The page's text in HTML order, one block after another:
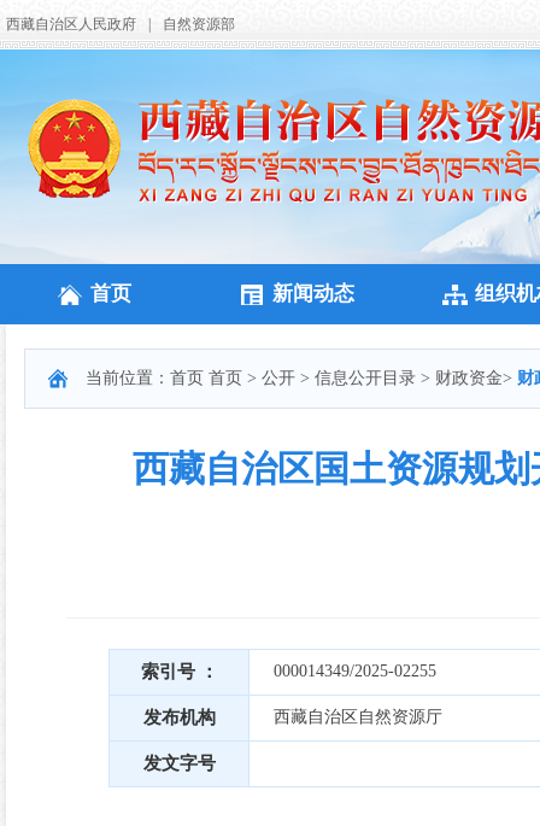
西藏自治区人民政府 自然资源部
首页 新闻动态 组织
当前位置： 首页 首页 > 公开 > 信息公开目录 > 财政资金> 财
西藏自治区国土资源规
索引号 ： 000014349/2025-02255
发布机构 西藏自治区自然资源厅
发文字号